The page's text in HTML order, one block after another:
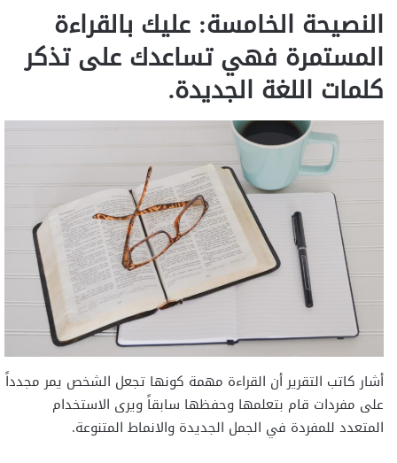
النصيحة الخامسة: عليك بالقراءة
المستمرة فهي تساعدك على تذكر
كلمات اللغة الجديدة.
أشار كاتب التقرير أن القراءة مهمة كونها تجعل الشخص يمر مجدداً
على مفردات قام بتعلمها وحفظها سابقاً ويرى الاستخدام
المتعدد للمفردة في الجمل الجديدة والانماط المتنوعة.